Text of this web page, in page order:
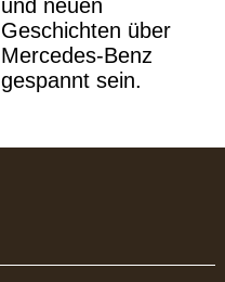
und neuen
Geschichten über
Mercedes-Benz
gespannt sein.